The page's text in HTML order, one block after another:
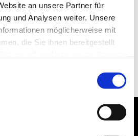
an unsere Partner für
und Analysen weiter. Unsere
möglicherweise mit
die Sie ihnen bereitgestellt